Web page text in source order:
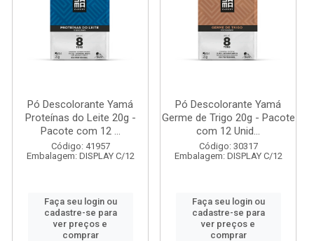
Pó Descolorante Yamá
Proteínas do Leite 20g -
Pacote com 12 ...
Código: 41957
Embalagem: DISPLAY C/12
Faça seu login ou
cadastre-se para
ver preços e
comprar
Pó Descolorante Yamá
Germe de Trigo 20g - Pacote
com 12 Unid...
Código: 30317
Embalagem: DISPLAY C/12
Faça seu login ou
cadastre-se para
ver preços e
comprar